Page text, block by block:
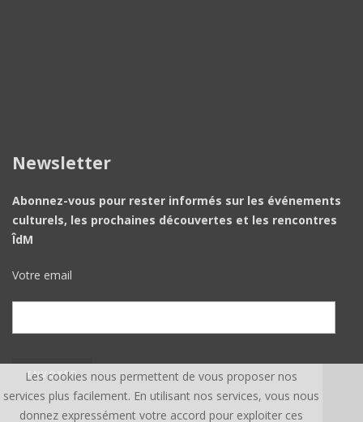
Newsletter
Abonnez-vous pour rester informés sur les événements
culturels, les prochaines découvertes et les rencontres
ÎdM
Votre email
Les cookies nous permettent de vous proposer nos
services plus facilement. En utilisant nos services, vous nous
donnez expressément votre accord pour exploiter ces